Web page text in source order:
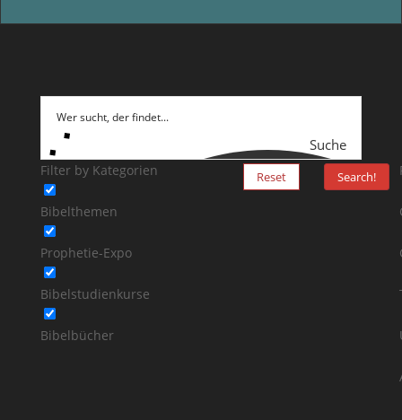
Suche
Filter by Kategorien
Bibelthemen
Prophetie-Expo
Bibelstudienkurse
Bibelbücher
Reset Search!